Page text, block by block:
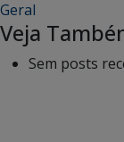
Geral
Veja
Sem posts